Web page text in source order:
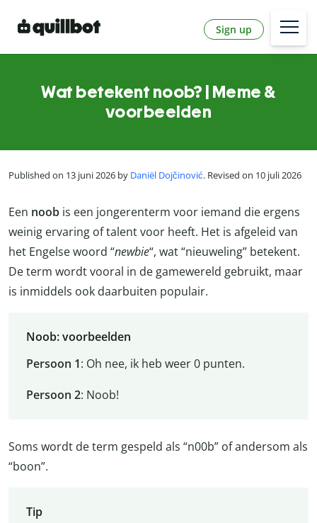
Sign up
Wat betekent noob? | Meme &
voorbeelden
Published on 13 juni 2026 by Daniël Dojčinović. Revised on 10 juli 2026
Een noob is een jongerenterm voor iemand die ergens
weinig ervaring of talent voor heeft. Het is afgeleid van
het Engelse woord “newbie“, wat “nieuweling” betekent.
De term wordt vooral in de gamewereld gebruikt, maar
is inmiddels ook daarbuiten populair.
Noob: voorbeelden
Persoon 1: Oh nee, ik heb weer 0 punten.
Persoon 2: Noob!
Soms wordt de term gespeld als “n00b” of andersom als
“boon”.
Tip